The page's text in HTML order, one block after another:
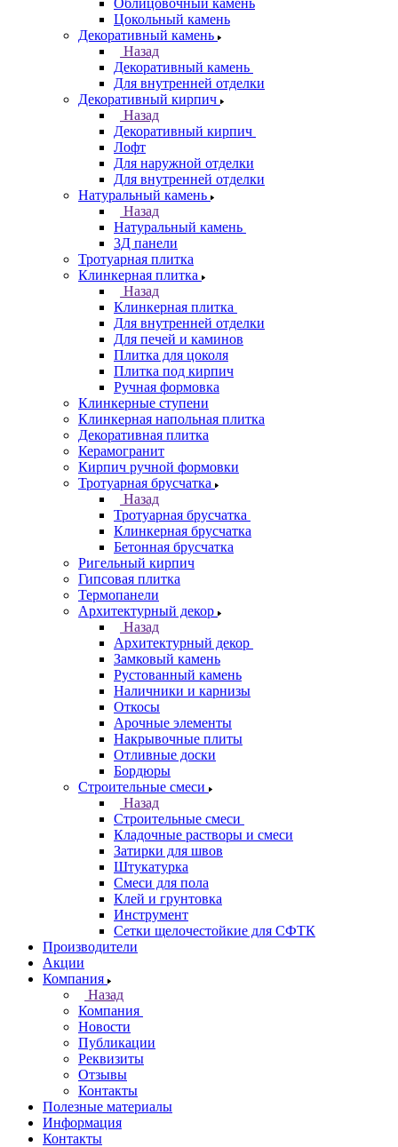
Облицовочный камень
Цокольный камень
Декоративный камень
Назад
Декоративный камень
Для внутренней отделки
Декоративный кирпич
Назад
Декоративный кирпич
Лофт
Для наружной отделки
Для внутренней отделки
Натуральный камень
Назад
Натуральный камень
3Д панели
Тротуарная плитка
Клинкерная плитка
Назад
Клинкерная плитка
Для внутренней отделки
Для печей и каминов
Плитка для цоколя
Плитка под кирпич
Ручная формовка
Клинкерные ступени
Клинкерная напольная плитка
Декоративная плитка
Керамогранит
Кирпич ручной формовки
Тротуарная брусчатка
Назад
Тротуарная брусчатка
Клинкерная брусчатка
Бетонная брусчатка
Ригельный кирпич
Гипсовая плитка
Термопанели
Архитектурный декор
Назад
Архитектурный декор
Замковый камень
Рустованный камень
Наличники и карнизы
Откосы
Арочные элементы
Накрывочные плиты
Отливные доски
Бордюры
Строительные смеси
Назад
Строительные смеси
Кладочные растворы и смеси
Затирки для швов
Штукатурка
Смеси для пола
Клей и грунтовка
Инструмент
Сетки щелочестойкие для СФТК
Производители
Акции
Компания
Назад
Компания
Новости
Публикации
Реквизиты
Отзывы
Контакты
Полезные материалы
Информация
Контакты